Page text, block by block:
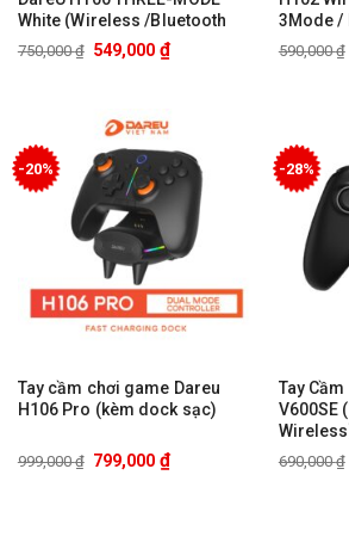
White (Wireless /Bluetooth
/USB)
750,000₫ 549,000 ₫
3Mode /
590,000₫
-20%
Tay cầm chơi game Dareu
H106 Pro (kèm dock sạc)
999,000₫ 799,000 ₫
-28%
Tay
V600SE
690,000₫